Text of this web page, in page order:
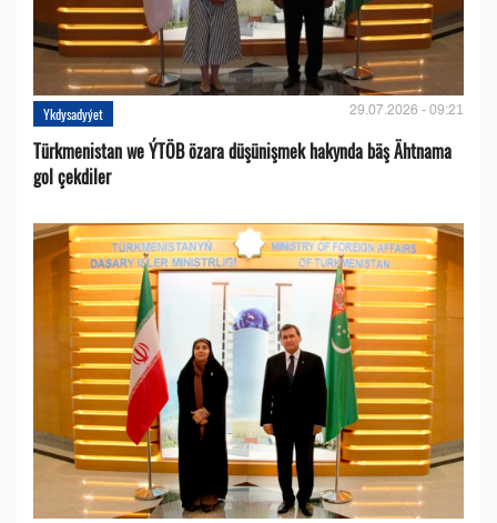
Ykdysadyýet 29.07.2026 - 09:21
Türkmenistan we ÝTÖB özara düşünişmek hakynda bäş Ähtnama
gol çekdiler